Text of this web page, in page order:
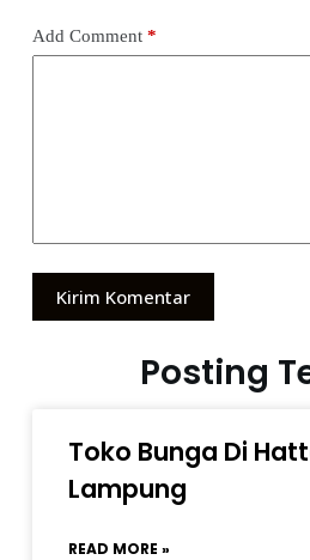
Add Comment*
Kirim Komentar
Posting
Toko Bunga Di
Lampung
READ MORE »